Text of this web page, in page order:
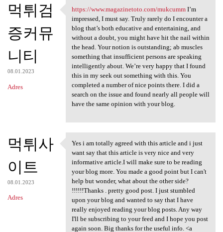
먹튀검
증커뮤
니티
08.01.2023
Adres
https://www.magazinetoto.com
https://www.magazinetoto.com/mukcummI’m
impressed, I must say. Truly rarely do I encounter a
blog that’s both educative and entertaining, and
without a doubt, you might have hit the nail within
the head. Your notion is outstanding; ab muscles
something that insufficient persons are speaking
intelligently about. We’re very happy that I found
this in my seek out something with this. You
completed a number of nice points there. I did a
search on the issue and found nearly all people will
have the same opinion with your blog.
먹튀사
이트
08.01.2023
Adres
Yes i am totally agreed with
Yes i am totally agreed with this article and i just
want say that this article is very nice and very
informative article.I will make sure to be reading
your blog more. You made a good point but I can't
help but wonder, what about the other side?
!!!!!!Thanks . pretty good post. I just stumbled
upon your blog and wanted to say that I have
really enjoyed reading your blog posts. Any way
I'll be subscribing to your feed and I hope you post
again soon. Big thanks for the useful info. <a